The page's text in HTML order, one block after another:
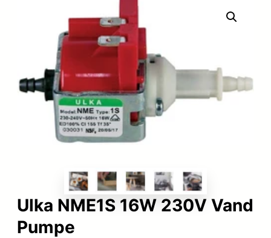
Ulka NME1S 16W 230V Vand
Pumpe